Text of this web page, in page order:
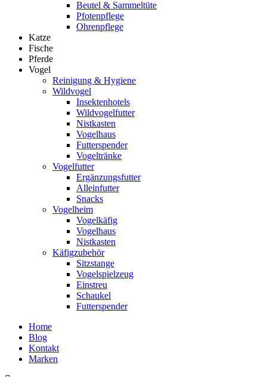
Beutel & Sammeltüte
Pfotenpflege
Ohrenpflege
Katze
Fische
Pferde
Vogel
Reinigung & Hygiene
Wildvogel
Insektenhotels
Wildvogelfutter
Nistkasten
Vogelhaus
Futterspender
Vogeltränke
Vogelfutter
Ergänzungsfutter
Alleinfutter
Snacks
Vogelheim
Vogelkäfig
Vogelhaus
Nistkasten
Käfigzubehör
Sitzstange
Vogelspielzeug
Einstreu
Schaukel
Futterspender
Home
Blog
Kontakt
Marken